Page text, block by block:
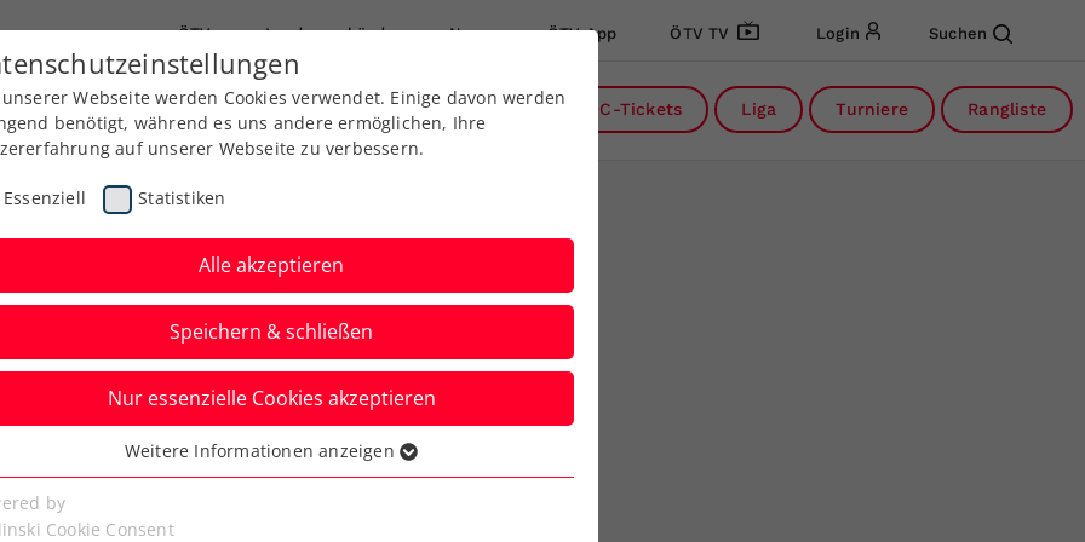
ÖTV Landesverbände News ÖTV App ÖTV TV Login Suchen
Ausbildung Services Über uns DC-Tickets Liga Turniere Rangliste
mit Stefan Edberg
Webseite werden Cookies verwendet. Einige davon werden
benötigt, während es uns andere ermöglichen, Ihre
auf unserer Webseite zu verbessern.
Essenziell Statistiken
Alle akzeptieren
Speichern & schließen
Nur essenzielle Cookies akzeptieren
Cookies werden für grundlegende Funktionen der
benötigt. Dadurch ist gewährleistet, dass die Webseite
Weitere Informationen anzeigen
by
Cookie Consent